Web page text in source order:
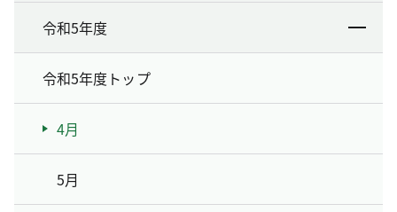
令和5年度
令和5年度トップ
4月
5月